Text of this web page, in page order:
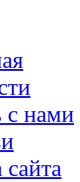
с нами
сайта